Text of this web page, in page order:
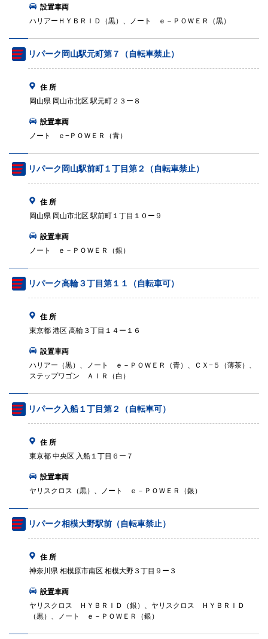
設置車両
ハリアーＨＹＢＲＩＤ（黒）、ノート ｅ－ＰＯＷＥＲ（黒）
リパーク岡山駅元町第７（自転車禁止）
住 所
岡山県 岡山市北区 駅元町２３ー８
設置車両
ノート ｅ−ＰＯＷＥＲ（青）
リパーク岡山駅前町１丁目第２（自転車禁止）
住 所
岡山県 岡山市北区 駅前町１丁目１０ー９
設置車両
ノート ｅ－ＰＯＷＥＲ（銀）
リパーク高輪３丁目第１１（自転車可）
住 所
東京都 港区 高輪３丁目１４ー１６
設置車両
ハリアー（黒）、ノート ｅ－ＰＯＷＥＲ（青）、ＣＸ−５（薄茶）、
ステップワゴン ＡＩＲ（白）
リパーク入船１丁目第２（自転車可）
住 所
東京都 中央区 入船１丁目６ー７
設置車両
ヤリスクロス（黒）、ノート ｅ－ＰＯＷＥＲ（銀）
リパーク相模大野駅前（自転車禁止）
住 所
神奈川県 相模原市南区 相模大野３丁目９ー３
設置車両
ヤリスクロス ＨＹＢＲＩＤ（銀）、ヤリスクロス ＨＹＢＲＩＤ
（黒）、ノート ｅ－ＰＯＷＥＲ（銀）